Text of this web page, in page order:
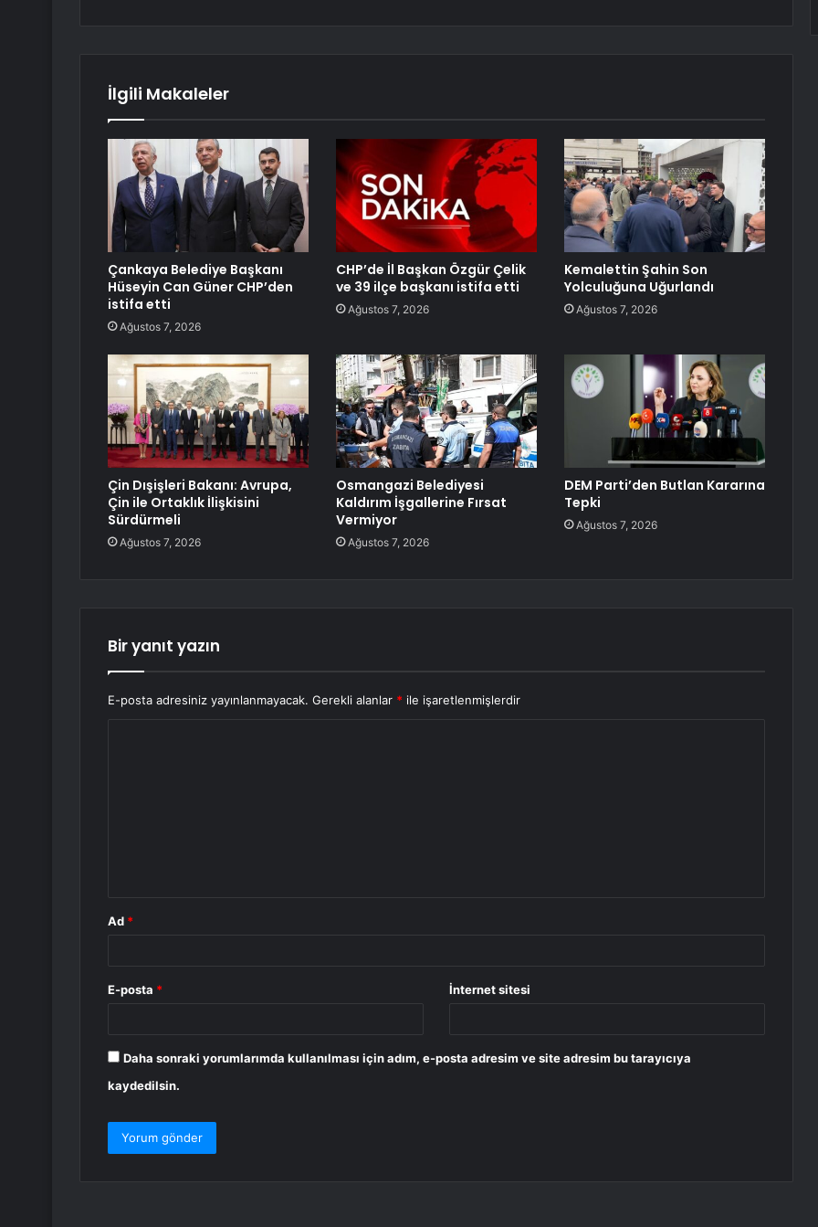
İlgili Makaleler
Çankaya Belediye Başkanı
Hüseyin Can Güner CHP’den
istifa etti
Ağustos 7, 2026
CHP’de İl Başkan Özgür Çelik
ve 39 ilçe başkanı istifa etti
Ağustos 7, 2026
Kemalettin Şahin Son
Yolculuğuna Uğurlandı
Ağustos 7, 2026
Çin Dışişleri Bakanı: Avrupa,
Çin ile Ortaklık İlişkisini
Sürdürmeli
Ağustos 7, 2026
Osmangazi Belediyesi
Kaldırım İşgallerine Fırsat
Vermiyor
Ağustos 7, 2026
DEM Parti’den Butlan Kararına
Tepki
Ağustos 7, 2026
Bir yanıt yazın
E-posta adresiniz yayınlanmayacak. Gerekli alanlar * ile işaretlenmişlerdir
Ad *
E-posta * İnternet sitesi
Daha sonraki yorumlarımda kullanılması için adım, e-posta adresim ve site adresim bu tarayıcıya
kaydedilsin.